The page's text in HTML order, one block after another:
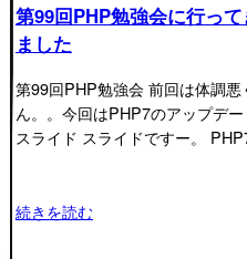
第99回PHP勉強会に行っ
ました
第99回PHP勉強会 前回は体調
ん。。今回はPHP7のアップデ
スライド スライドですー。
続きを読む